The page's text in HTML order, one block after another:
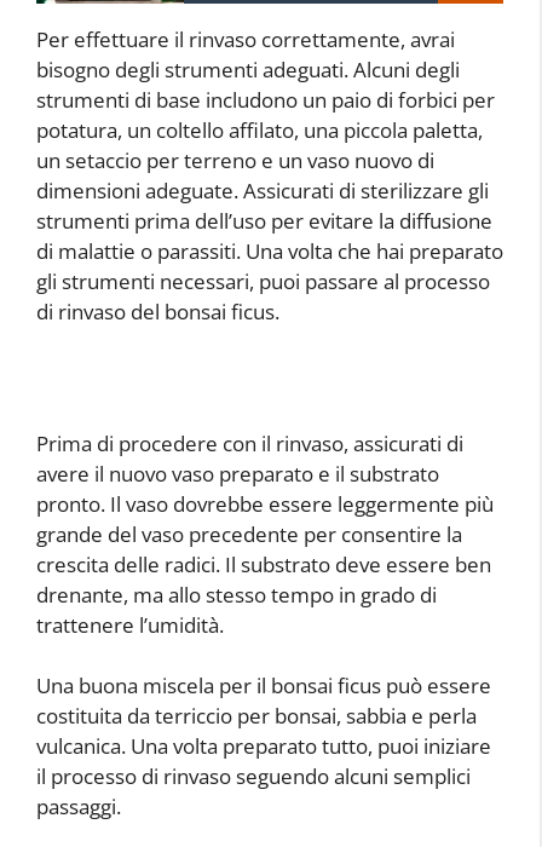
Per effettuare il rinvaso correttamente, avrai
bisogno degli strumenti adeguati. Alcuni degli
strumenti di base includono un paio di forbici per
potatura, un coltello affilato, una piccola paletta,
un setaccio per terreno e un vaso nuovo di
dimensioni adeguate. Assicurati di sterilizzare gli
strumenti prima dell’uso per evitare la diffusione
di malattie o parassiti. Una volta che hai preparato
gli strumenti necessari, puoi passare al processo
di rinvaso del bonsai ficus.
Prima di procedere con il rinvaso, assicurati di
avere il nuovo vaso preparato e il substrato
pronto. Il vaso dovrebbe essere leggermente più
grande del vaso precedente per consentire la
crescita delle radici. Il substrato deve essere ben
drenante, ma allo stesso tempo in grado di
trattenere l’umidità.
Una buona miscela per il bonsai ficus può essere
costituita da terriccio per bonsai, sabbia e perla
vulcanica. Una volta preparato tutto, puoi iniziare
il processo di rinvaso seguendo alcuni semplici
passaggi.